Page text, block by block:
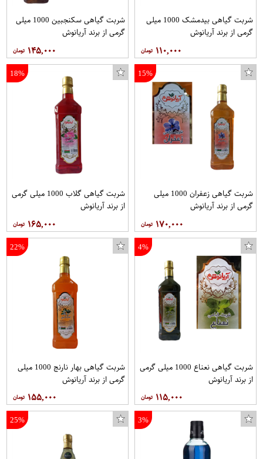
شربت گیاهی بیدمشک 1000 میلی
گرمی از برند آریانوش
۱۱۰,۰۰۰
شربت گیاهی سکنجبین 1000 میلی
گرمی از برند آریانوش
۱۴۵,۰۰۰
15%
شربت گیاهی زعفران 1000 میلی
گرمی از برند آریانوش
۱۷۰,۰۰۰
18%
شربت گیاهی گلاب 1000 میلی گرمی
از برند آریانوش
۱۶۵,۰۰۰
4%
شربت گیاهی نعناع 1000 میلی گرمی
از برند آریانوش
۱۱۵,۰۰۰
22%
شربت گیاهی بهار نارنج 1000 میلی
گرمی از برند آریانوش
۱۵۵,۰۰۰
3%
25%